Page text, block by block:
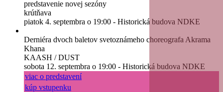
predstavenie novej sezóny
krútňava
piatok 4. septembra o 19:00 - Historická budova NDKE
Derniéra dvoch baletov svetoznámeho choreografa Akrama
Khana
KAASH / DUST
sobota 12. septembra o 19:00 - Historická budova NDKE
viac o predstavení
kúp vstupenku